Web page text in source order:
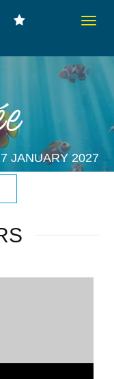
Toggle
JANUARY 2027